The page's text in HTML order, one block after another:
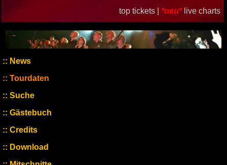
top tickets | *neu* live charts
News
Tourdaten
Suche
Gästebuch
Credits
Download